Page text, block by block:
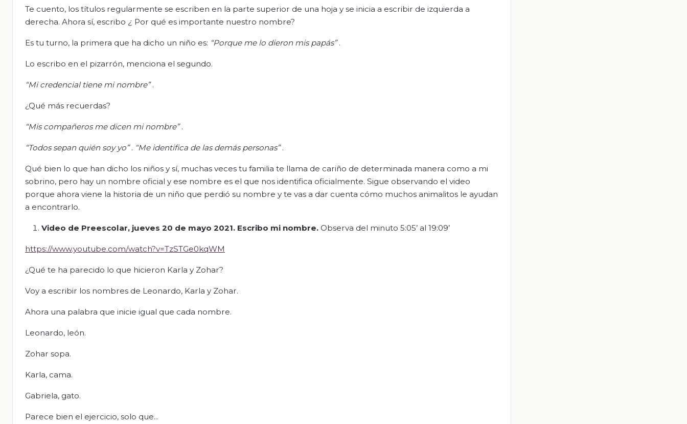
Te cuento, los títulos regularmente se escriben en la parte superior de una hoja y se inicia a escribir de izquierda a
derecha. Ahora sí, escribo ¿ Por qué es importante nuestro nombre?
Es tu turno, la primera que ha dicho un niño es: “Porque me lo dieron mis papás”.
Lo escribo en el pizarrón, menciona el segundo.
“Mi credencial tiene mi nombre”.
¿Qué más recuerdas?
“Mis compañeros me dicen mi nombre”.
“Todos sepan quién soy yo”. “Me identifica de las demás personas”.
Qué bien lo que han dicho los niños y sí, muchas veces tu familia te llama de cariño de determinada manera como a mi
sobrino, pero hay un nombre oficial y ese nombre es el que nos identifica oficialmente. Sigue observando el video
porque ahora viene la historia de un niño que perdió su nombre y te vas a dar cuenta cómo muchos animalitos le ayudan
a encontrarlo.
Video de Preescolar, jueves 20 de mayo 2021. Escribo mi nombre. Observa del minuto 5:05’ al 19:09’
https://www.youtube.com/watch?v=TzSTGe0kqWM
¿Qué te ha parecido lo que hicieron Karla y Zohar?
Voy a escribir los nombres de Leonardo, Karla y Zohar.
Ahora una palabra que inicie igual que cada nombre.
Leonardo, león.
Zohar sopa.
Karla, cama.
Gabriela, gato.
Parece bien el ejercicio, solo que...